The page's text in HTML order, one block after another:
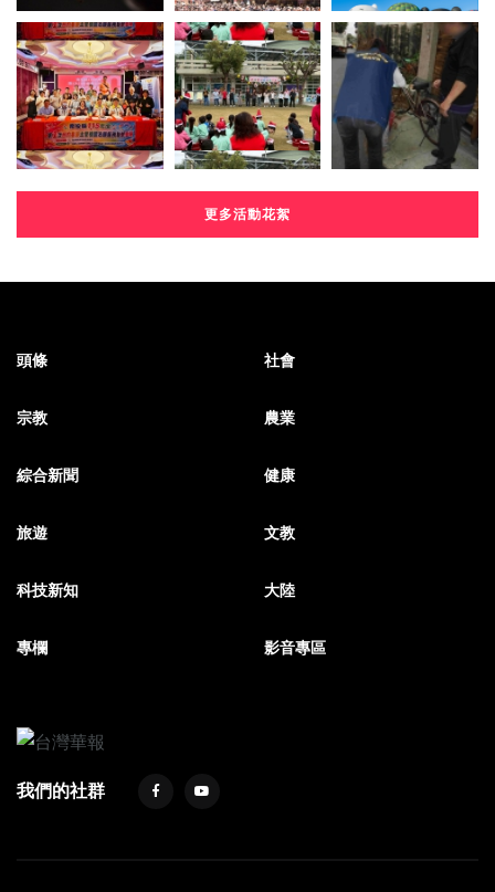
更多活動花絮
頭條 社會
宗教 農業
綜合新聞 健康
旅遊 文教
科技新知 大陸
專欄 影音專區
我們的社群